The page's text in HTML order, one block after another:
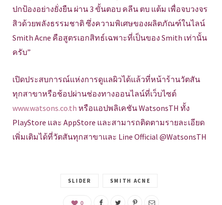
ปกป้องอย่างยั่งยืน ผ่าน 3 ขั้นตอบ คลีน ตบ แต้ม เพื่อจบวงจร
สิวด้วยพลังธรรมชาติ ซึ่งความพิเศษของผลิตภัณฑ์ในไลน์
Smith Acne คือสูตรเอกสิทธ์เฉพาะที่เป็นของ Smith เท่านั้น
ครับ”
เปิดประสบการณ์แห่งการดูแลผิวได้แล้วที่หน้าร้านวัตสัน
ทุกสาขาหรือช้อปผ่านช่องทางออนไลน์ที่เว็บไซต์
www.watsons.co.th หรือแอปพลิเคชัน WatsonsTH ทั้ง
PlayStore และ AppStore และสามารถติดตามรายละเอียด
เพิ่มเติมได้ที่วัตสันทุกสาขาและ Line Official @WatsonsTH
SLIDER SMITH ACNE
0